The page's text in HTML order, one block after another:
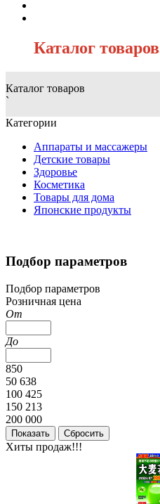
Каталог товаров
Каталог товаров
`
Категории
Аппараты и массажеры
Детские товары
Здоровье
Косметика
Товары для дома
Японские продукты
Подбор параметров
Подбор параметров
Розничная цена
От
До
850
50 638
100 425
150 213
200 000
Хиты продаж!!!